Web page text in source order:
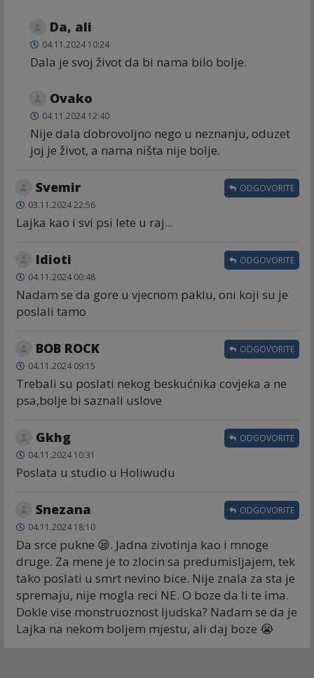
Da, ali
04.11.2024 10:24
Dala je svoj život da bi nama bilo bolje.
Ovako
04.11.2024 12:40
Nije dala dobrovoljno nego u neznanju, oduzet
joj je život, a nama ništa nije bolje.
Svemir
03.11.2024 22:56
Lajka kao i svi psi lete u raj...
ODGOVORITE
Idioti
04.11.2024 00:48
Nadam se da gore u vjecnom paklu, oni koji su je
poslali tamo
ODGOVORITE
BOB ROCK
04.11.2024 09:15
Trebali su poslati nekog beskućnika covjeka a ne
psa,bolje bi saznali uslove
ODGOVORITE
Gkhg
04.11.2024 10:31
Poslata u studio u Holiwudu
ODGOVORITE
Snezana
04.11.2024 18:10
Da srce pukne 😪. Jadna zivotinja kao i mnoge
druge. Za mene je to zlocin sa predumisljajem, tek
tako poslati u smrt nevino bice. Nije znala za sta je
spremaju, nije mogla reci NE. O boze da li te ima.
Dokle vise monstruoznost ljudska? Nadam se da je
Lajka na nekom boljem mjestu, ali daj boze 😭
ODGOVORITE